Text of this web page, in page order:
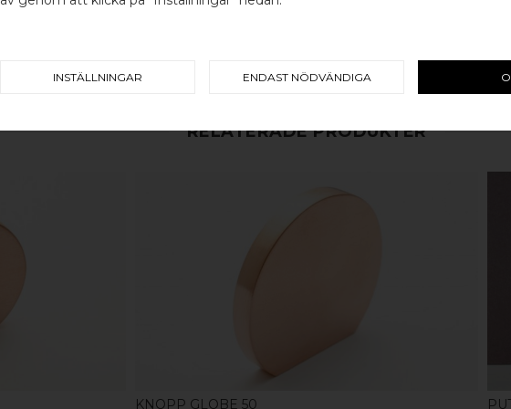
koppar, rostfritt stål eller
en väldigt lång livslängd och
RELATERADE PRODUKTER
KNOPP GLOBE 50
INSTÄLLNINGAR ENDAST NÖDVÄNDIGA